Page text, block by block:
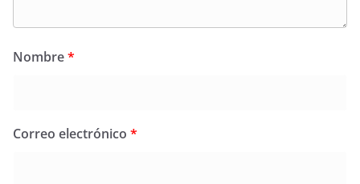
Nombre*
Correo electrónico *